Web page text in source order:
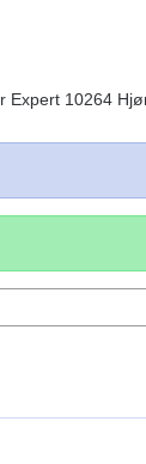
Expert 10264